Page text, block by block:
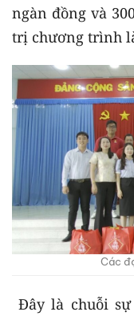
ngàn đồng và
trị chương trình
Các
Đây là chuỗi sự